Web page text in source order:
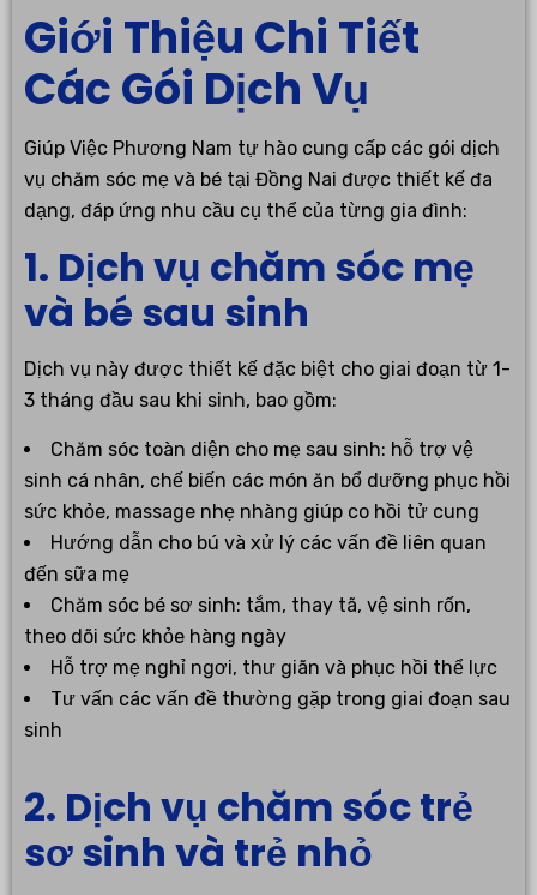
Giới Thiệu Chi Tiết
Các Gói Dịch Vụ
Giúp Việc Phương Nam tự hào cung cấp các gói dịch
vụ chăm sóc mẹ và bé tại Đồng Nai được thiết kế đa
dạng, đáp ứng nhu cầu cụ thể của từng gia đình:
1. Dịch vụ chăm sóc mẹ
và bé sau sinh
Dịch vụ này được thiết kế đặc biệt cho giai đoạn từ 1-
3 tháng đầu sau khi sinh, bao gồm:
Chăm sóc toàn diện cho mẹ sau sinh: hỗ trợ vệ
sinh cá nhân, chế biến các món ăn bổ dưỡng phục hồi
sức khỏe, massage nhẹ nhàng giúp co hồi tử cung
Hướng dẫn cho bú và xử lý các vấn đề liên quan
đến sữa mẹ
Chăm sóc bé sơ sinh: tắm, thay tã, vệ sinh rốn,
theo dõi sức khỏe hàng ngày
Hỗ trợ mẹ nghỉ ngơi, thư giãn và phục hồi thể lực
Tư vấn các vấn đề thường gặp trong giai đoạn sau
sinh
2. Dịch vụ chăm sóc trẻ
sơ sinh và trẻ nhỏ